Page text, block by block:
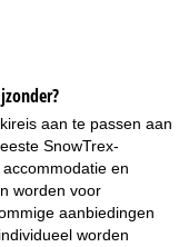
aan te passen aan
SnowTrex-
en
worden voor
aanbiedingen
worden